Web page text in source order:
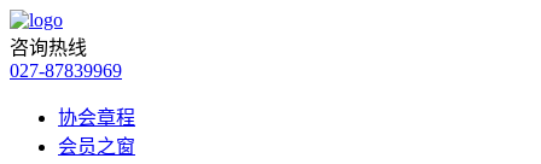
咨询热线
027-87839969
协会章程
会员之窗